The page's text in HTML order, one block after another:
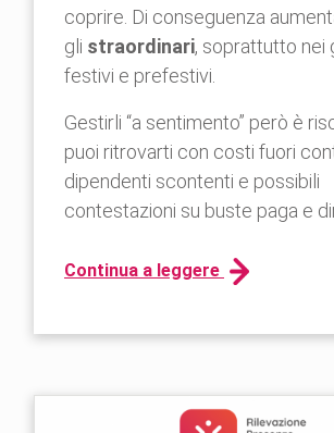
coprire. Di conseguenza
gli straordinari, soprattutto nei
festivi e prefestivi.
Gestirli “a sentimento” però è
puoi ritrovarti con costi fuori
dipendenti scontenti e possibili
contestazioni su buste paga e
Continua a leggere